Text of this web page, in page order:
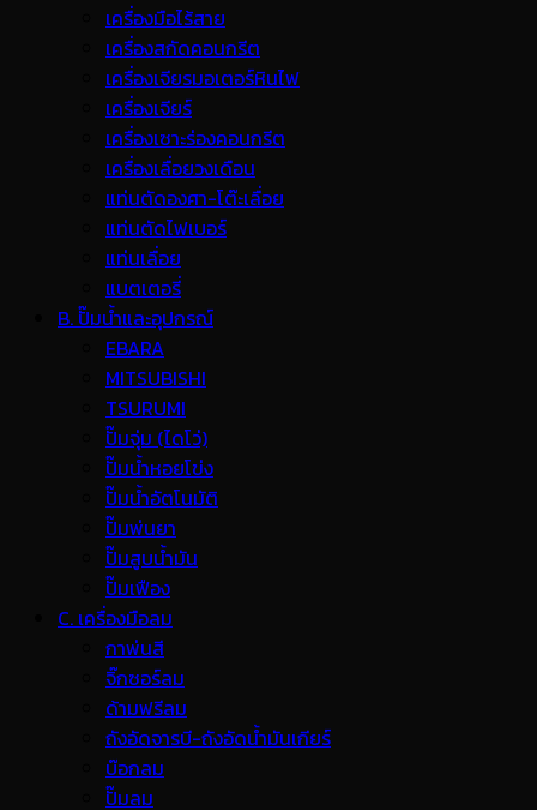
เครื่องมือไร้สาย
เครื่องสกัดคอนกรีต
เครื่องเจียรมอเตอร์หินไฟ
เครื่องเจียร์
เครื่องเซาะร่องคอนกรีต
เครื่องเลื่อยวงเดือน
แท่นตัดองศา-โต๊ะเลื่อย
แท่นตัดไฟเบอร์
แท่นเลื่อย
แบตเตอรี่
B. ปั๊มน้ำและอุปกรณ์
EBARA
MITSUBISHI
TSURUMI
ปั๊มจุ่ม (ไดโว่)
ปั๊มน้ำหอยโข่ง
ปั๊มน้ำอัตโนมัติ
ปั๊มพ่นยา
ปั๊มสูบน้ำมัน
ปั๊มเฟือง
C. เครื่องมือลม
กาพ่นสี
จิ๊กซอร์ลม
ด้ามฟรีลม
ถังอัดจารบี-ถังอัดน้ำมันเกียร์
บ๊อกลม
ปั๊มลม